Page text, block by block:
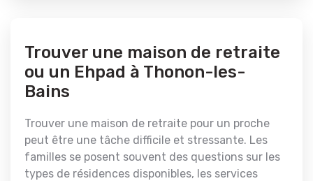
Trouver une maison de retraite
ou un Ehpad à Thonon-les-
Bains
Trouver une maison de retraite pour un proche
peut être une tâche difficile et stressante. Les
familles se posent souvent des questions sur les
types de résidences disponibles, les services